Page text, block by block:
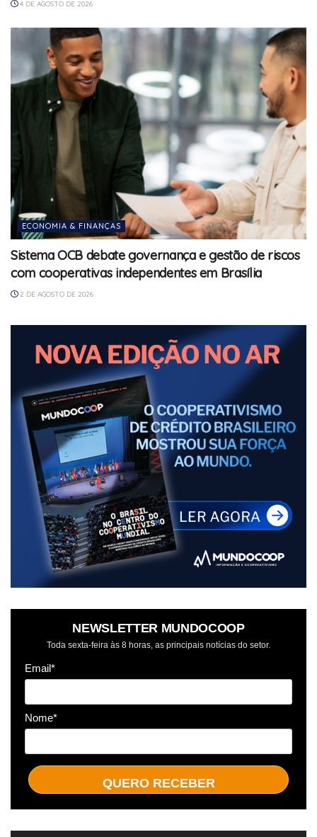
4 DE AGOSTO DE 2026
ECONOMIA & FINANÇAS
Sistema OCB debate governança e gestão de riscos
com cooperativas independentes em Brasília
2 DE AGOSTO DE 2026
NEWSLETTER MUNDOCOOP
Toda sexta-feira às 8 horas, as principais notícias do setor.
Email*
Nome*
QUERO RECEBER